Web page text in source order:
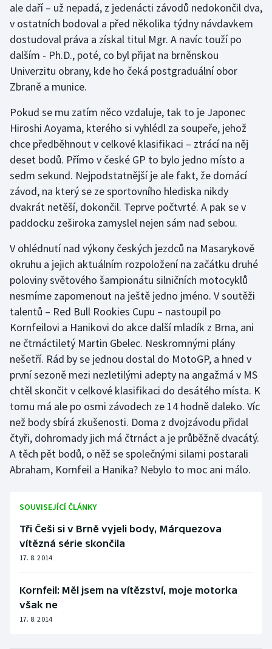
ale daří – už nepadá, z jedenácti závodů nedokončil dva,
v ostatních bodoval a před několika týdny návdavkem
dostudoval práva a získal titul Mgr. A navíc touží po
dalším - Ph.D., poté, co byl přijat na brněnskou
Univerzitu obrany, kde ho čeká postgraduální obor
Zbraně a munice.
Pokud se mu zatím něco vzdaluje, tak to je Japonec
Hiroshi Aoyama, kterého si vyhlédl za soupeře, jehož
chce předběhnout v celkové klasifikaci – ztrácí na něj
deset bodů. Přímo v české GP to bylo jedno místo a
sedm sekund. Nejpodstatnější je ale fakt, že domácí
závod, na který se ze sportovního hlediska nikdy
dvakrát netěší, dokončil. Teprve počtvrté. A pak se v
paddocku zeširoka zamyslel nejen sám nad sebou.
V ohlédnutí nad výkony českých jezdců na Masarykově
okruhu a jejich aktuálním rozpoložení na začátku druhé
poloviny světového šampionátu silničních motocyklů
nesmíme zapomenout na ještě jedno jméno. V soutěži
talentů – Red Bull Rookies Cupu – nastoupil po
Kornfeilovi a Hanikovi do akce další mladík z Brna, ani
ne čtrnáctiletý Martin Gbelec. Neskromnými plány
nešetří. Rád by se jednou dostal do MotoGP, a hned v
první sezoně mezi nezletilými adepty na angažmá v MS
chtěl skončit v celkové klasifikaci do desátého místa. K
tomu má ale po osmi závodech ze 14 hodně daleko. Víc
než body sbírá zkušenosti. Doma z dvojzávodu přidal
čtyři, dohromady jich má čtrnáct a je průběžně dvacátý.
A těch pět bodů, o něž se společnými silami postarali
Abraham, Kornfeil a Hanika? Nebylo to moc ani málo.
SOUVISEJÍCÍ ČLÁNKY
Tři Češi si v Brně vyjeli body, Márquezova
vítězná série skončila
17. 8. 2014
Kornfeil: Měl jsem na vítězství, moje motorka
však ne
17. 8. 2014